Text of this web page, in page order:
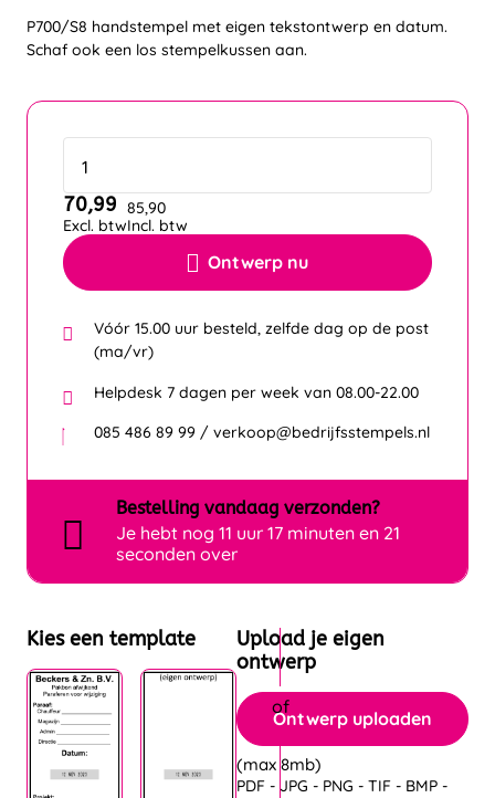
P700/S8 handstempel met eigen tekstontwerp en datum.
Schaf ook een los stempelkussen aan.
Ontwerp nu
70,99
Excl. btw
85,90
Incl. btw
Vóór 15.00 uur besteld, zelfde dag op de post
(ma/vr)
Helpdesk 7 dagen per week van 08.00-22.00
085 486 89 99 / verkoop@bedrijfsstempels.nl
Bestelling vandaag verzonden?
Je hebt nog 11 uur 17 minuten en 21
seconden over
Kies een template
Upload je eigen
ontwerp
Ontwerp uploaden
(max 8mb)
PDF - JPG - PNG - TIF - BMP -